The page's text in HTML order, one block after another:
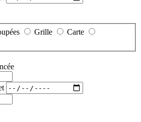
Grille
Carte